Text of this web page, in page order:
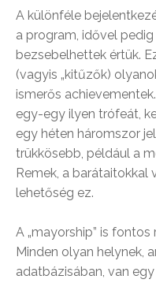
A különféle
a program, idővel
bezsebelhettek értük.
(vagyis „kitűzők)
ismerős
egy-egy ilyen trófeát,
egy héten háromszor
trükkösebb, például a
Remek, a
lehetőség ez.
A „mayorship” is
Minden olyan helynek,
adatbázisában, van